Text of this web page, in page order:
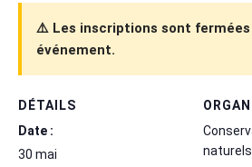
⚠️ Les inscriptions sont
événement.
DÉTAILS
Date :
30 mai